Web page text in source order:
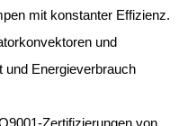
mit konstanter Effizienz.
und
und Energieverbrauch
Zertifizierungen von